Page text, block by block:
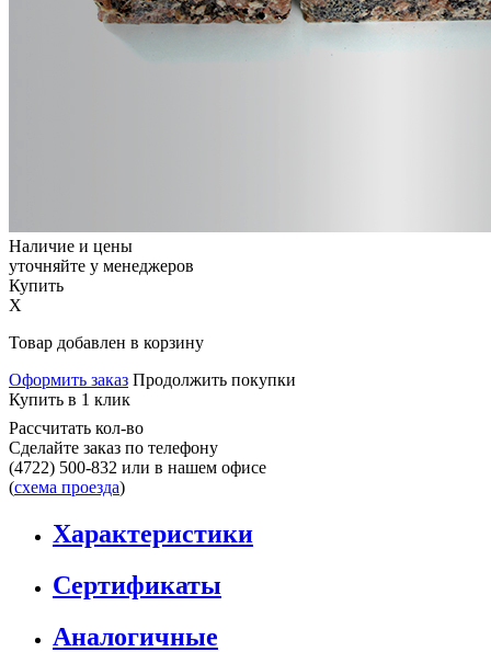
Наличие и цены
уточняйте у менеджеров
Купить
X
Товар добавлен в корзину
Оформить заказ Продолжить покупки
Купить в 1 клик
Рассчитать кол-во
Сделайте заказ по телефону
(4722) 500-832 или в нашем офисе
(схема проезда)
Характеристики
Сертификаты
Аналогичные